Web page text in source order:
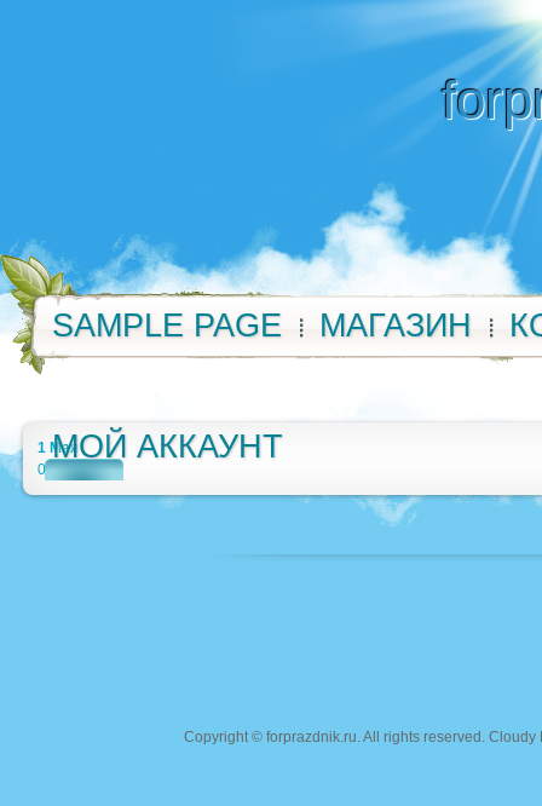
SAMPLE PAGE МАГАЗИН
МОЙ АККАУНТ
1 Мая
0
Copyright © forprazdnik.ru. All rights reserved.